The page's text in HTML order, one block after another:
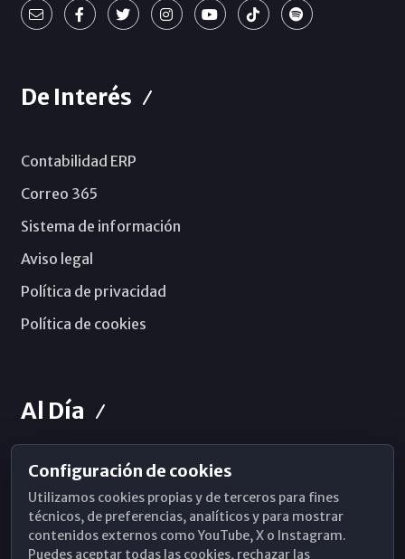
De Interés
Contabilidad ERP
Correo 365
Sistema de información
Aviso legal
Política de privacidad
Política de cookies
Al Día
Horarios de Misa
Hemeroteca
WhatsApp
Configuración de cookies
Utilizamos cookies propias y de terceros para fines
técnicos, de preferencias, analíticos y para mostrar
contenidos externos como YouTube, X o Instagram.
Puedes aceptar todas las cookies, rechazar las